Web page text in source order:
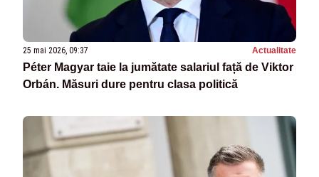
25 mai 2026, 09:37 Actualitate
Péter Magyar taie la jumătate salariul față de Viktor
Orbán. Măsuri dure pentru clasa politică